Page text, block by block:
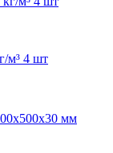
м³ 4 шт